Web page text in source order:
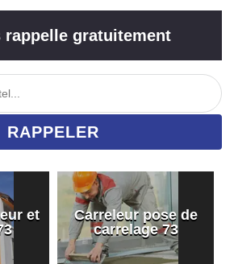
rappelle gratuitement
et
Carreleur pose de
carrelage 73